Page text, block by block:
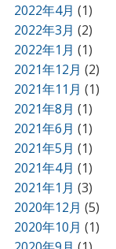
2022年4月 (1)
2022年3月 (2)
2022年1月 (1)
2021年12月 (2)
2021年11月 (1)
2021年8月 (1)
2021年6月 (1)
2021年5月 (1)
2021年4月 (1)
2021年1月 (3)
2020年12月 (5)
2020年10月 (1)